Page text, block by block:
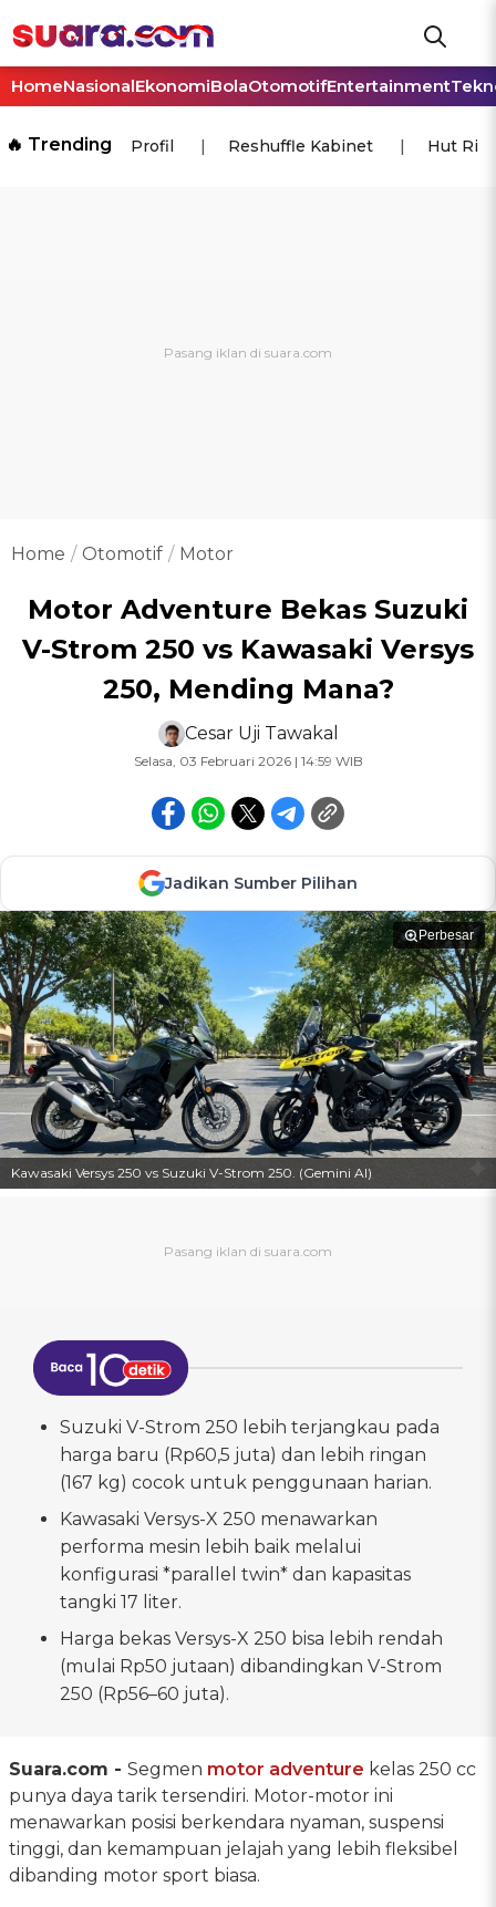
HomeNasionalEkonomiBolaOtomotifEntertainment
🔥 Trending Profil Reshuffle Kabinet Hut Ri
Home Otomotif Motor
Motor Adventure Bekas Suzuki
V-Strom 250 vs Kawasaki Versys
250, Mending Mana?
Cesar Uji Tawakal
Selasa, 03 Februari 2026 | 14:59 WIB
Jadikan Sumber Pilihan
Perbesar
Kawasaki Versys 250 vs Suzuki V-Strom 250. (Gemini AI)
Suzuki V-Strom 250 lebih terjangkau pada
harga baru (Rp60,5 juta) dan lebih ringan
(167 kg) cocok untuk penggunaan harian.
Kawasaki Versys-X 250 menawarkan
performa mesin lebih baik melalui
konfigurasi *parallel twin* dan kapasitas
tangki 17 liter.
Harga bekas Versys-X 250 bisa lebih rendah
(mulai Rp50 jutaan) dibandingkan V-Strom
250 (Rp56–60 juta).
Suara.com - Segmen motor adventure kelas 250 cc
punya daya tarik tersendiri. Motor-motor ini
menawarkan posisi berkendara nyaman, suspensi
tinggi, dan kemampuan jelajah yang lebih fleksibel
dibanding motor sport biasa.